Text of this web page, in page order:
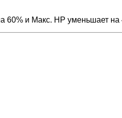
60% и Макс. HP уменьшает